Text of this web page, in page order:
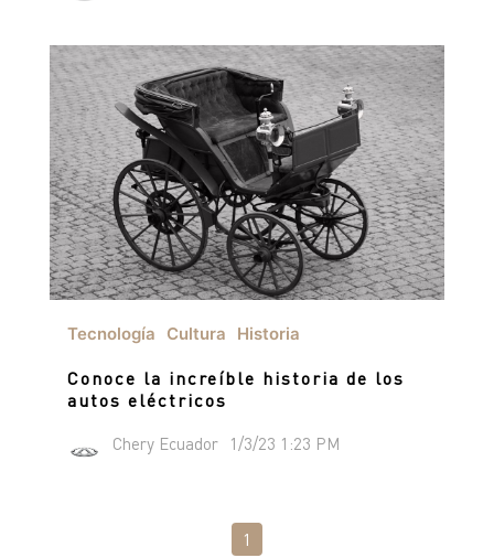
Tecnología Cultura Historia
Conoce la increíble historia de los
autos eléctricos
Chery Ecuador 1/3/23 1:23 PM
1